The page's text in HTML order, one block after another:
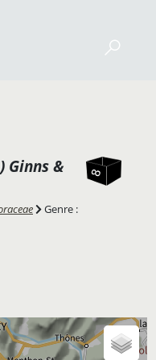
Ginns &
Genre :